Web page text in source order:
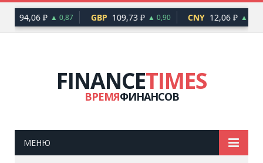
94,06 ₽ ▲ 0,87 GBP 109,73 ₽ ▲ 0,90 CNY 12,06 ₽ ▲ 0,10
FINANCETIMES
ВРЕМЯФИНАНСОВ
МЕНЮ